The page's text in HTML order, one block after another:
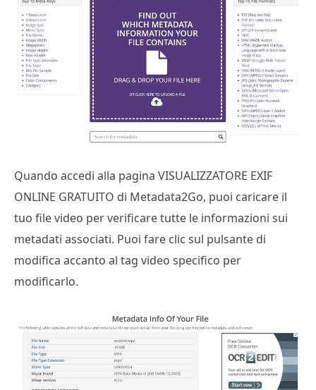
Quando accedi alla pagina VISUALIZZATORE EXIF
ONLINE GRATUITO di Metadata2Go, puoi caricare il
tuo file video per verificare tutte le informazioni sui
metadati associati. Puoi fare clic sul pulsante di
modifica accanto al tag video specifico per
modificarlo.